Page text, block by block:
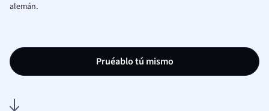
alemán.
Pruéablo tú mismo